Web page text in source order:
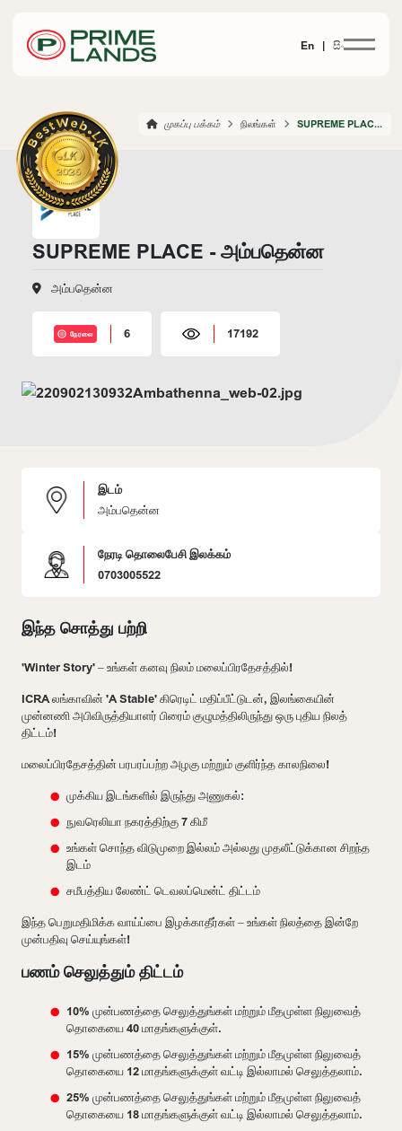
En | සිං
முகப்பு பக்கம் நிலங்கள் SUPREME PLACE AMBATHENNA
SUPREME PLACE - அம்பதென்ன
அம்பதென்ன
நேரலை 6 17192
இடம்
அம்பதென்ன
நேரடி தொலைபேசி இலக்கம்
0703005522
இந்த சொத்து பற்றி
'Winter Story' – உங்கள் கனவு நிலம் மலைப்பிரதேசத்தில்!
ICRA லங்காவின் 'A Stable' கிரெடிட் மதிப்பீட்டுடன், இலங்கையின்
முன்னணி அபிவிருத்தியாளர் பிரைம் குழுமத்திலிருந்து ஒரு புதிய நிலத்
திட்டம்!
மலைப்பிரதேசத்தின் பரபரப்பற்ற அழகு மற்றும் குளிர்ந்த காலநிலை!
முக்கிய இடங்களில் இருந்து அணுகல்:
நுவரெலியா நகரத்திற்கு 7 கிமீ
உங்கள் சொந்த விடுமுறை இல்லம் அல்லது முதலீட்டுக்கான சிறந்த
இடம்
சமீபத்திய லேண்ட் டெவலப்மென்ட் திட்டம்
இந்த பெறுமதிமிக்க வாய்ப்பை இழக்காதீர்கள் – உங்கள் நிலத்தை இன்றே
முன்பதிவு செய்யுங்கள்!
பணம் செலுத்தும் திட்டம்
10% முன்பணத்தை செலுத்துங்கள் மற்றும் மீதமுள்ள நிலுவைத்
தொகையை 40 மாதங்களுக்குள்.
15% முன்பணத்தை செலுத்துங்கள் மற்றும் மீதமுள்ள நிலுவைத்
தொகையை 12 மாதங்களுக்குள் வட்டி இல்லாமல் செலுத்தலாம்.
25% முன்பணத்தை செலுத்துங்கள் மற்றும் மீதமுள்ள நிலுவைத்
தொகையை 18 மாதங்களுக்குள் வட்டி இல்லாமல் செலுத்தலாம்.